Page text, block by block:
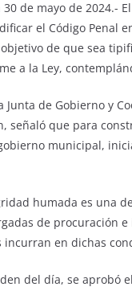
30 de mayo de 2024.-
el Código Penal
objetivo de que sea
a la Ley,
Junta de Gobierno y
señaló que para
municipal,
humada es una
de procuración
en dichas
del día, se aprobó